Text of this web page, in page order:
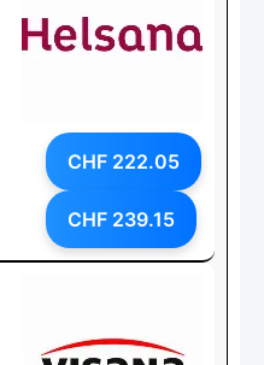
CHF 222.05
CHF 239.15